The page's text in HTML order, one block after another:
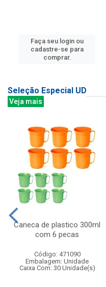
Faça seu login ou
cadastre-se para
comprar.
Seleção Especial UD
Veja mais
Caneca de plastico 300ml
com 6 pecas
Código: 471090
Embalagem: Unidade
Caixa Com: 30 Unidade(s)